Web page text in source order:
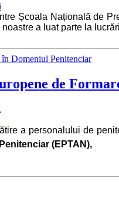
Școala Națională de
a luat parte la
de
a personalului de
(EPTAN),